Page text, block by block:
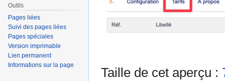
Taille de cet aperçu :
Outils
Pages liées
Suivi des pages liées
Pages spéciales
Version imprimable
Lien permanent
Informations sur la page